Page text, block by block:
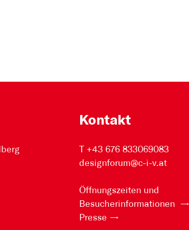
Kontakt
T +43 676 833069083
designforum@c-i-v.at
Öffnungszeiten und
Besucherinformationen
Presse